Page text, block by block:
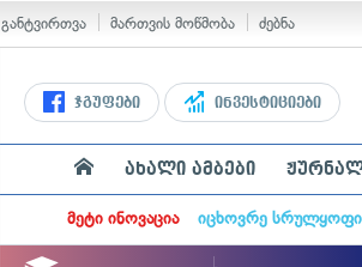
განტვირთვა მართვის მოწმობა ძებნა
ჯგუფები ინვესტიციები
ახალი ამბები
მეტი ინოვაცია იცხოვრე